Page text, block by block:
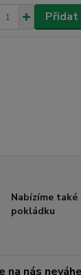
Přidat
Nabízíme
pokládku
na nás